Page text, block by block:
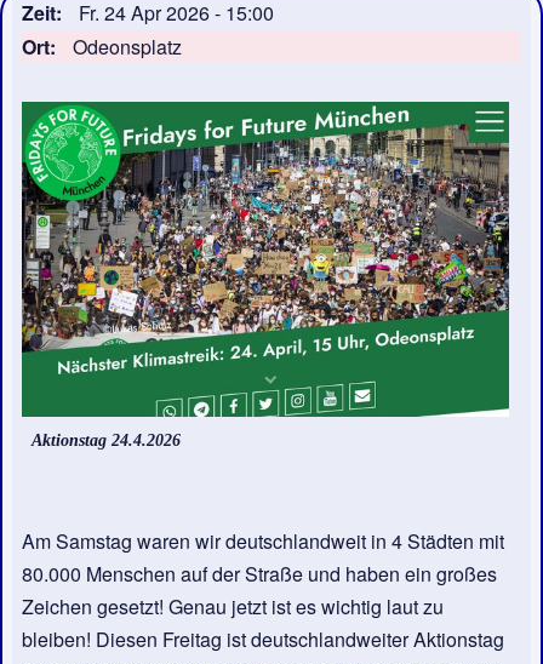
Zeit
Fr. 24 Apr 2026 - 15:00
Ort
Odeonsplatz
Aktionstag 24.4.2026
Am Samstag waren wir deutschlandweit in 4 Städten mit
80.000 Menschen auf der Straße und haben ein großes
Zeichen gesetzt! Genau jetzt ist es wichtig laut zu
bleiben! Diesen Freitag ist deutschlandweiter Aktionstag